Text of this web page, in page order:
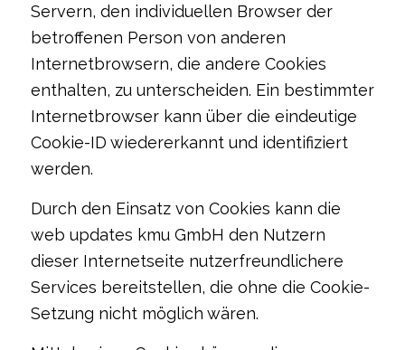
Servern, den individuellen Browser der
betroffenen Person von anderen
Internetbrowsern, die andere Cookies
enthalten, zu unterscheiden. Ein bestimmter
Internetbrowser kann über die eindeutige
Cookie-ID wiedererkannt und identifiziert
werden.
Durch den Einsatz von Cookies kann die
web updates kmu GmbH den Nutzern
dieser Internetseite nutzerfreundlichere
Services bereitstellen, die ohne die Cookie-
Setzung nicht möglich wären.